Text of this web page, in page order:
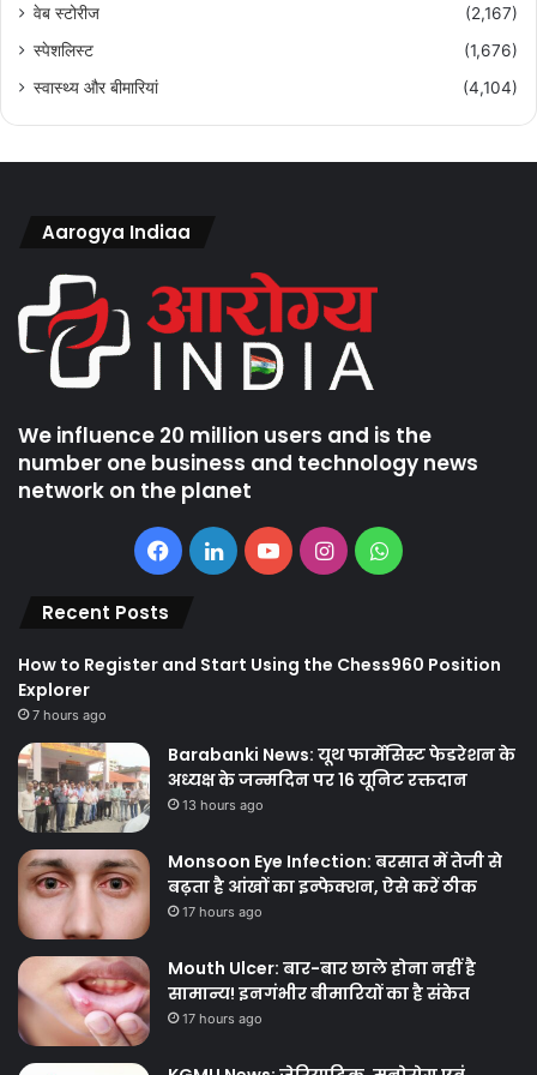
वेब स्टोरीज
(2,167)
स्पेशलिस्ट
(1,676)
स्वास्थ्य और बीमारियां
(4,104)
Aarogya Indiaa
We influence 20 million users and is the
number one business and technology news
network on the planet
Facebook
LinkedInYouTubeInstagramWhatsApp
Recent Posts
How to Register and Start Using the Chess960 Position
Explorer
7 hours ago
Barabanki News: यूथ फार्मेसिस्ट फेडरेशन के
अध्यक्ष के जन्मदिन पर 16 यूनिट रक्तदान
13 hours ago
Monsoon Eye Infection: बरसात में तेजी से
बढ़ता है आंखों का इन्फेक्शन, ऐसे करें ठीक
17 hours ago
Mouth Ulcer: बार-बार छाले होना नहीं है
सामान्य! इनगंभीर बीमारियों का है संकेत
17 hours ago